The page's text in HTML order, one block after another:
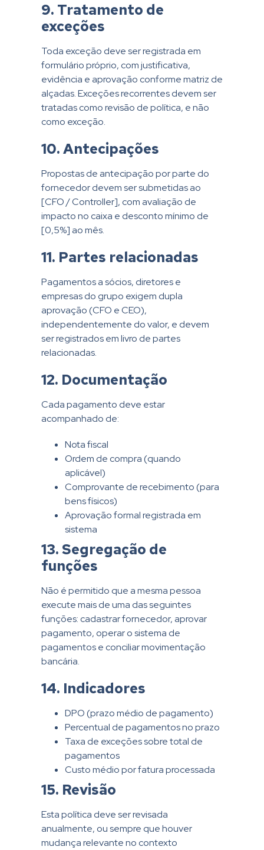
9. Tratamento de
exceções
Toda exceção deve ser registrada em
formulário próprio, com justificativa,
evidência e aprovação conforme matriz de
alçadas. Exceções recorrentes devem ser
tratadas como revisão de política, e não
como exceção.
10. Antecipações
Propostas de antecipação por parte do
fornecedor devem ser submetidas ao
[CFO / Controller], com avaliação de
impacto no caixa e desconto mínimo de
[0,5%] ao mês.
11. Partes relacionadas
Pagamentos a sócios, diretores e
empresas do grupo exigem dupla
aprovação (CFO e CEO),
independentemente do valor, e devem
ser registrados em livro de partes
relacionadas.
12. Documentação
Cada pagamento deve estar
acompanhado de:
Nota fiscal
Ordem de compra (quando
aplicável)
Comprovante de recebimento (para
bens físicos)
Aprovação formal registrada em
sistema
13. Segregação de
funções
Não é permitido que a mesma pessoa
execute mais de uma das seguintes
funções: cadastrar fornecedor, aprovar
pagamento, operar o sistema de
pagamentos e conciliar movimentação
bancária.
14. Indicadores
DPO (prazo médio de pagamento)
Percentual de pagamentos no prazo
Taxa de exceções sobre total de
pagamentos
Custo médio por fatura processada
15. Revisão
Esta política deve ser revisada
anualmente, ou sempre que houver
mudança relevante no contexto